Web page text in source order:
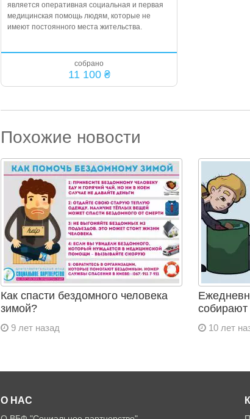
является оперативная социальная и первая
медицинская помощь людям, которые не
имеют постоянного места жительства.
собрано
11 100 ₴
Похожие новости
Как спасти бездомного человека
зимой?
9 лет назад
собирают
10 лет
О НАС